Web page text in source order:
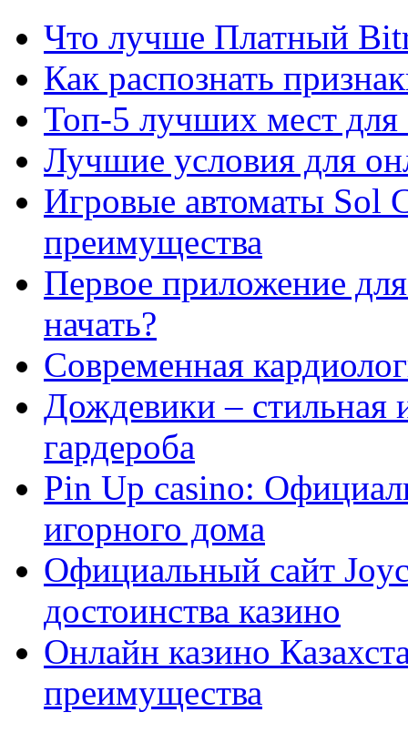
Что лучше Платный
Как распознать
Топ-5 лучших мест для
Лучшие условия для
Игровые автоматы Sol
преимущества
Первое приложение
начать?
Современная
Дождевики – стильная
гардероба
Pin Up casino:
игорного дома
Официальный сайт
достоинства казино
Онлайн казино
преимущества